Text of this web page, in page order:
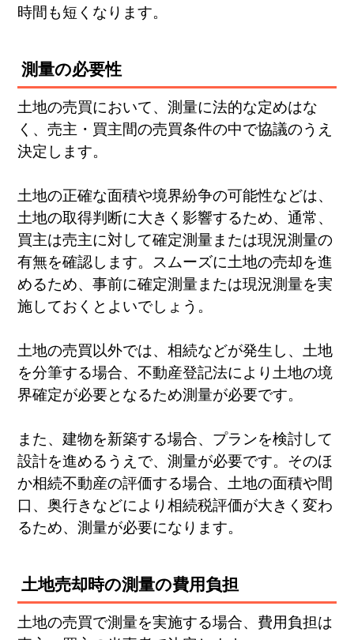
時間も短くなります。
測量の必要性
土地の売買において、測量に法的な定めはな
く、売主・買主間の売買条件の中で協議のうえ
決定します。
土地の正確な面積や境界紛争の可能性などは、
土地の取得判断に大きく影響するため、通常、
買主は売主に対して確定測量または現況測量の
有無を確認します。スムーズに土地の売却を進
めるため、事前に確定測量または現況測量を実
施しておくとよいでしょう。
土地の売買以外では、相続などが発生し、土地
を分筆する場合、不動産登記法により土地の境
界確定が必要となるため測量が必要です。
また、建物を新築する場合、プランを検討して
設計を進めるうえで、測量が必要です。そのほ
か相続不動産の評価する場合、土地の面積や間
口、奥行きなどにより相続税評価が大きく変わ
るため、測量が必要になります。
土地売却時の測量の費用負担
土地の売買で測量を実施する場合、費用負担は